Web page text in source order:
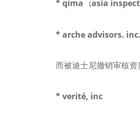
* qima （asia
* arche advisors. inc.
而被迪士尼撤销审核资
* verité, inc